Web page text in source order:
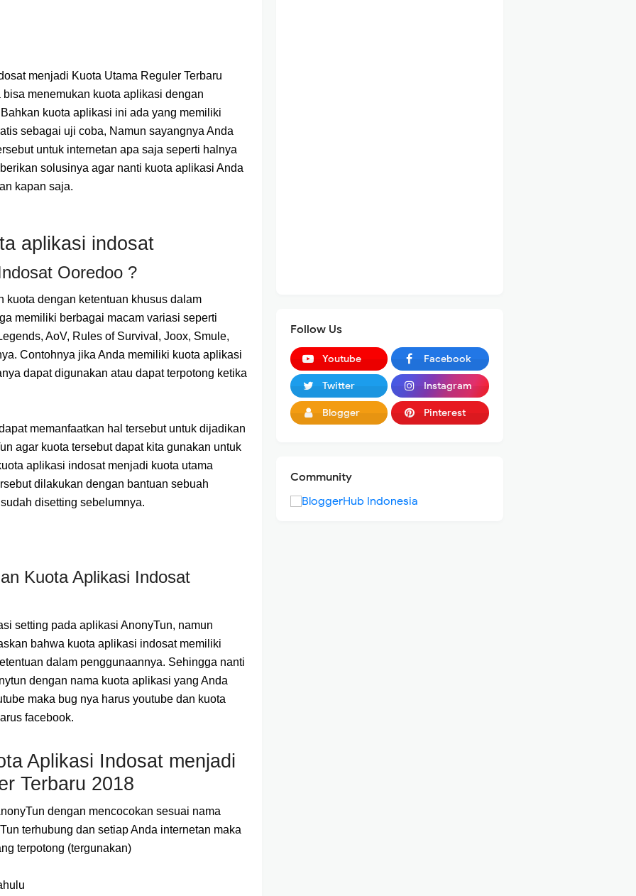
menjadi Kuota Utama Reguler Terbaru
menemukan kuota aplikasi dengan
kuota aplikasi ini ada yang memiliki
sebagai uji coba, Namun sayangnya Anda
untuk internetan apa saja seperti halnya
solusinya agar nanti kuota aplikasi Anda
kapan saja.
aplikasi indosat
Ooredoo ?
dengan ketentuan khusus dalam
memiliki berbagai macam variasi seperti
AoV, Rules of Survival, Joox, Smule,
Contohnya jika Anda memiliki kuota aplikasi
dapat digunakan atau dapat terpotong ketika
memanfaatkan hal tersebut untuk dijadikan
agar kuota tersebut dapat kita gunakan untuk
aplikasi indosat menjadi kuota utama
dilakukan dengan bantuan sebuah
disetting sebelumnya.
Kuota Aplikasi Indosat
setting pada aplikasi AnonyTun, namun
bahwa kuota aplikasi indosat memiliki
dalam penggunaannya. Sehingga nanti
dengan nama kuota aplikasi yang Anda
maka bug nya harus youtube dan kuota
facebook.
Aplikasi Indosat menjadi
Terbaru 2018
dengan mencocokan sesuai nama
terhubung dan setiap Anda internetan maka
terpotong (tergunakan)
Follow Us
Youtube Facebook
Twitter Instagram
Blogger Pinterest
Community